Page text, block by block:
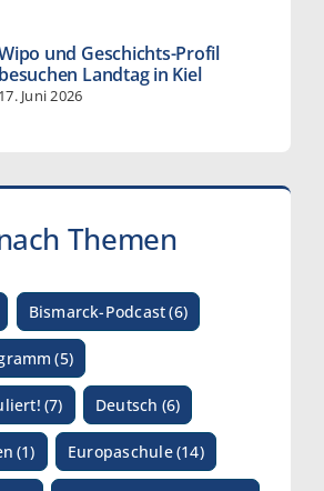
und Geschichts-Profil
besuchen Landtag in Kiel
17. Juni 2026
Themen
Bismarck-Podcast(6)
(5)
(7) Deutsch (6)
(1) Europaschule(14)